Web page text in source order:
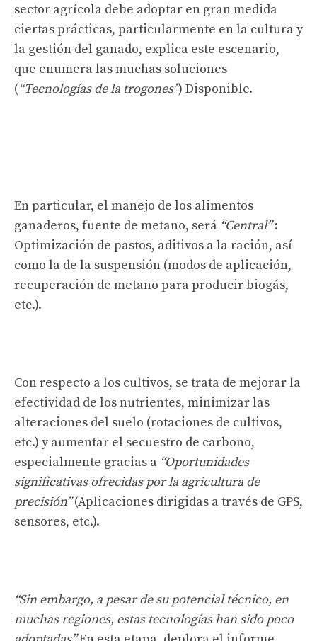
sector agrícola debe adoptar en gran medida
ciertas prácticas, particularmente en la cultura y
la gestión del ganado, explica este escenario,
que enumera las muchas soluciones
(“Tecnologías de la trogones”) Disponible.
En particular, el manejo de los alimentos
ganaderos, fuente de metano, será “Central”:
Optimización de pastos, aditivos a la ración, así
como la de la suspensión (modos de aplicación,
recuperación de metano para producir biogás,
etc.).
Con respecto a los cultivos, se trata de mejorar la
efectividad de los nutrientes, minimizar las
alteraciones del suelo (rotaciones de cultivos,
etc.) y aumentar el secuestro de carbono,
especialmente gracias a “Oportunidades
significativas ofrecidas por la agricultura de
precisión”(Aplicaciones dirigidas a través de GPS,
sensores, etc.).
“Sin embargo, a pesar de su potencial técnico, en
muchas regiones, estas tecnologías han sido poco